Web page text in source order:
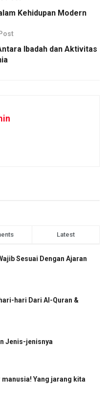
Kehidupan Modern
Ibadah dan Aktivitas
Latest
Sesuai Dengan Ajaran
hari Dari Al-Quran &
Jenis-jenisnya
manusia! Yang jarang kita